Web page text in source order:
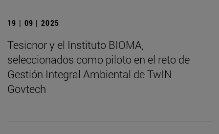
19 | 09 | 2025
Tesicnor y el Instituto BIOMA,
seleccionados como piloto en el reto de
Gestión Integral Ambiental de TwIN
Govtech